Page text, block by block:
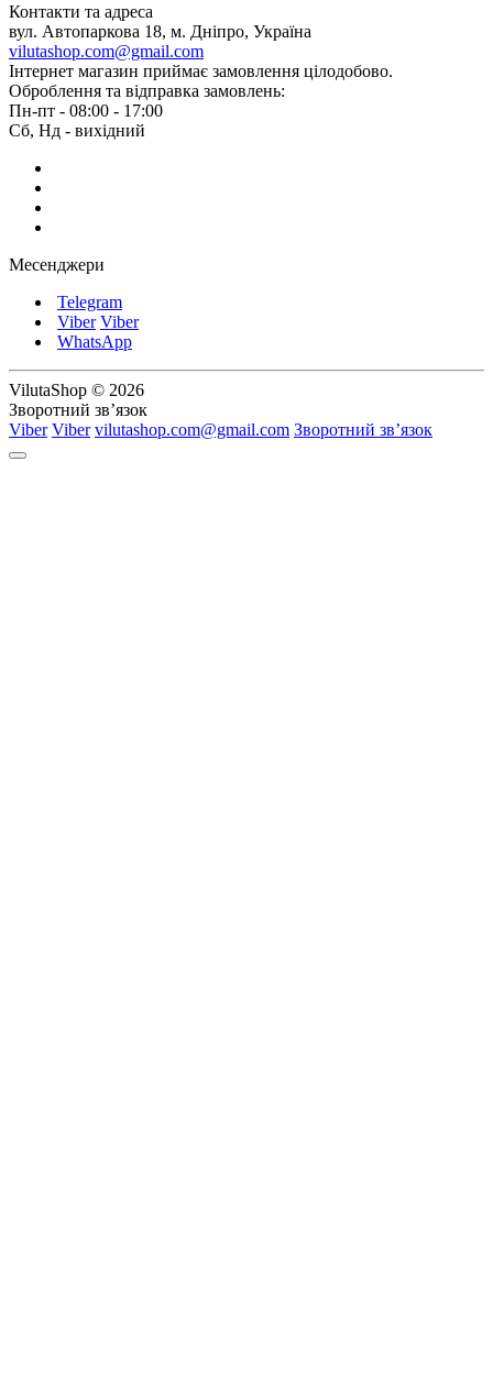
Контакти та адреса
вул. Автопаркова 18, м. Дніпро, Україна
vilutashop.com@gmail.com
Інтернет магазин приймає замовлення цілодобово.
Оброблення та відправка замовлень:
Пн-пт - 08:00 - 17:00
Сб, Нд - вихідний
Месенджери
Telegram
Viber Viber
WhatsApp
VilutaShop © 2026
Зворотний зв’язок
Viber Viber vilutashop.com@gmail.com Зворотний зв’язок